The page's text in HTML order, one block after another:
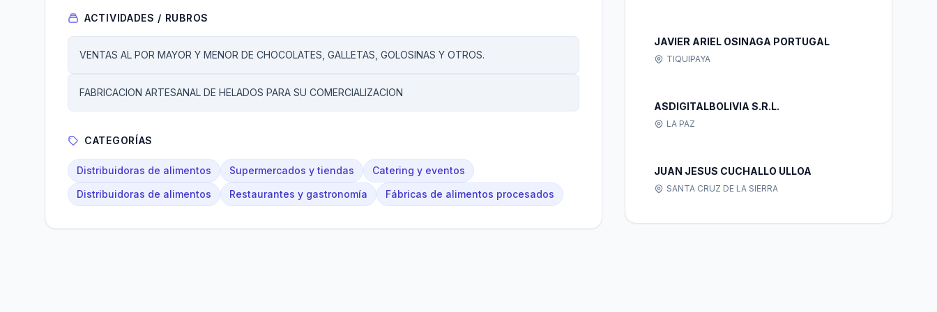
ACTIVIDADES / RUBROS
VENTAS AL POR MAYOR Y MENOR DE CHOCOLATES, GALLETAS, GOLOSINAS Y OTROS.
FABRICACION ARTESANAL DE HELADOS PARA SU COMERCIALIZACION
CATEGORÍAS
Distribuidoras de alimentos Supermercados y tiendas
Catering y eventos
Distribuidoras de alimentos
Restaurantes y gastronomía Fábricas de alimentos procesados
JAVIER ARIEL OSINAGA PORTUGAL
TIQUIPAYA
ASDIGITALBOLIVIA S.R.L.
LA PAZ
JUAN JESUS CUCHALLO ULLOA
SANTA CRUZ DE LA SIERRA